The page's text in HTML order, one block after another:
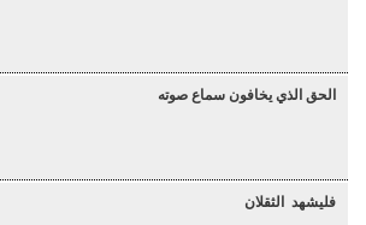
الحق الذي يخافون سماع صوته
فليشهد الثقلان